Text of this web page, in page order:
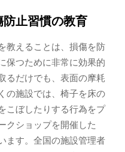
止習慣の教育
教えることは、損傷を防
保つために非常に効果的
るだけでも、表面の摩耗
の施設では、椅子を床の
こぼしたりする行為をプ
クショップを開催した
ます。全国の施設管理者